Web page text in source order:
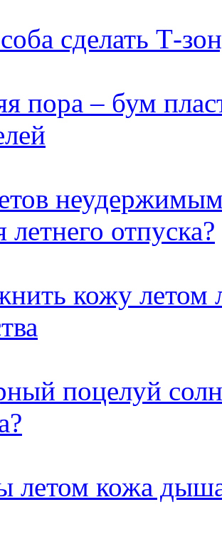
сделать Т-
пора – бум
летнего отпуска?
кожу летом
поцелуй
летом кожа